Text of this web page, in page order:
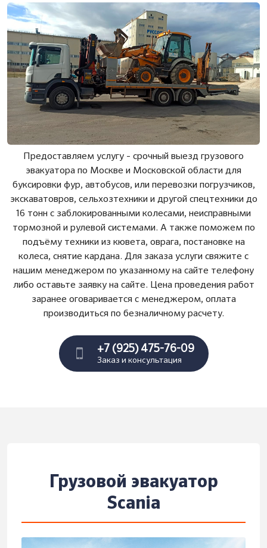
Предоставляем услугу - срочный выезд грузового
эвакуатора по Москве и Московской области для
буксировки фур, автобусов, или перевозки погрузчиков,
экскаватовров, сельхозтехники и другой спецтехники до
16 тонн с заблокированными колесами, неисправными
тормозной и рулевой системами. А также поможем по
подъёму техники из кювета, оврага, постановке на
колеса, снятие кардана. Для заказа услуги свяжите с
нашим менеджером по указанному на сайте телефону
либо оставьте заявку на сайте. Цена проведения работ
заранее оговаривается с менеджером, оплата
производиться по безналичному расчету.
+7 (925) 475-76-09
Заказ и консультация
Грузовой эвакуатор
Scania